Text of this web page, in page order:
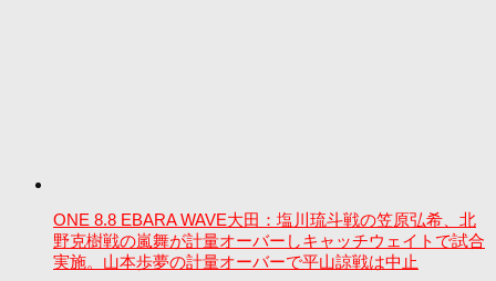
ONE 8.8 EBARA WAVE大田：塩川琉斗戦の笠原弘希、北
野克樹戦の嵐舞が計量オーバーしキャッチウェイトで試合
実施。山本歩夢の計量オーバーで平山諒戦は中止